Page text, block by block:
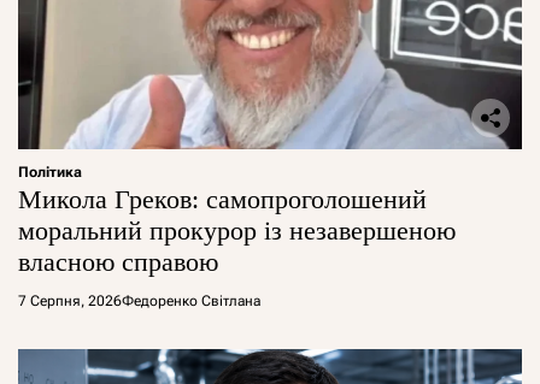
Політика
Микола Греков: самопроголошений
моральний прокурор із незавершеною
власною справою
7 Серпня, 2026Федоренко Світлана